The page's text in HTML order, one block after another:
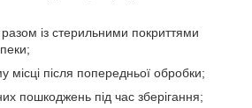
із стерильними покриттями
місці після попередньої обробки;
пошкоджень під час зберігання;